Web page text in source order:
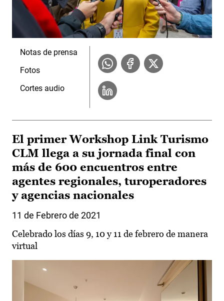
Notas de prensa
Fotos
Cortes audio
El primer Workshop Link Turismo
CLM llega a su jornada final con
más de 600 encuentros entre
agentes regionales, turoperadores
y agencias nacionales
11 de Febrero de 2021
Celebrado los días 9, 10 y 11 de febrero de manera
virtual